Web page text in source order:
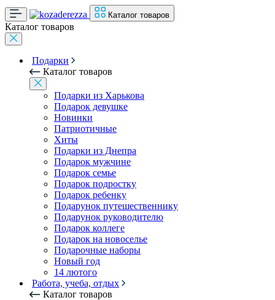
Каталог товаров
Каталог товаров
Подарки
Каталог товаров
Подарки из Харькова
Подарок девушке
Новинки
Патриотичные
Хиты
Подарки из Днепра
Подарок мужчине
Подарок семье
Подарок подростку
Подарок ребенку
Подарунок путешественнику
Подарунок руководителю
Подарок коллеге
Подарок на новоселье
Подарочные наборы
Новый год
14 лютого
Работа, учеба, отдых
Каталог товаров